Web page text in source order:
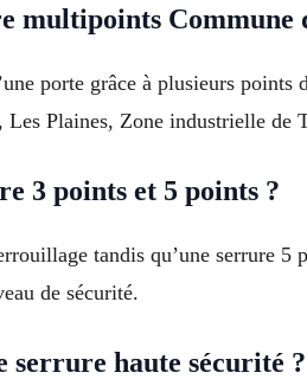
multipoints Commune
porte grâce à plusieurs
Plaines, Zone industrielle de
3 points et 5 points ?
tandis qu’une serrure
de sécurité.
serrure haute sécurité ?